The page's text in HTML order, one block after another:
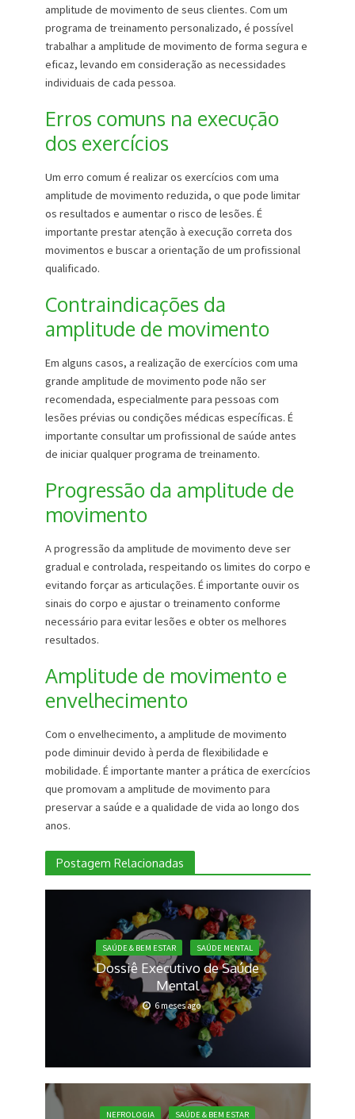
amplitude de movimento de seus clientes. Com um
programa de treinamento personalizado, é possível
trabalhar a amplitude de movimento de forma segura e
eficaz, levando em consideração as necessidades
individuais de cada pessoa.
Erros comuns na execução
dos exercícios
Um erro comum é realizar os exercícios com uma
amplitude de movimento reduzida, o que pode limitar
os resultados e aumentar o risco de lesões. É
importante prestar atenção à execução correta dos
movimentos e buscar a orientação de um profissional
qualificado.
Contraindicações da
amplitude de movimento
Em alguns casos, a realização de exercícios com uma
grande amplitude de movimento pode não ser
recomendada, especialmente para pessoas com
lesões prévias ou condições médicas específicas. É
importante consultar um profissional de saúde antes
de iniciar qualquer programa de treinamento.
Progressão da amplitude de
movimento
A progressão da amplitude de movimento deve ser
gradual e controlada, respeitando os limites do corpo e
evitando forçar as articulações. É importante ouvir os
sinais do corpo e ajustar o treinamento conforme
necessário para evitar lesões e obter os melhores
resultados.
Amplitude de movimento e
envelhecimento
Com o envelhecimento, a amplitude de movimento
pode diminuir devido à perda de flexibilidade e
mobilidade. É importante manter a prática de exercícios
que promovam a amplitude de movimento para
preservar a saúde e a qualidade de vida ao longo dos
anos.
Postagem Relacionadas
SAÚDE & BEM ESTAR SAÚDE MENTAL
Dossiê Executivo de Saúde
Mental
6 meses ago
NEFROLOGIA SAÚDE & BEM ESTAR